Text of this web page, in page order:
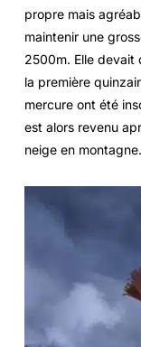
propre mais
maintenir une
2500m. Elle devait
la première
mercure ont été
est alors revenu
neige en montagne.